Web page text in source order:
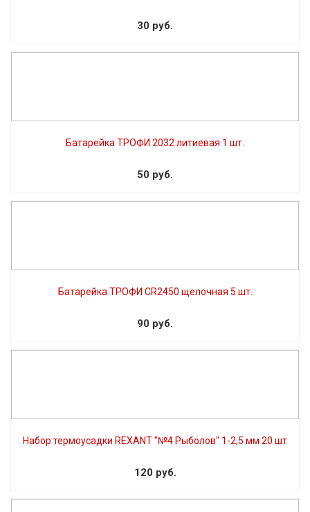
30 руб.
Батарейка ТРОФИ 2032 литиевая 1 шт.
50 руб.
Батарейка ТРОФИ CR2450 щелочная 5 шт.
90 руб.
Набор термоусадки REXANT "№4 Рыболов" 1-2,5 мм 20 шт
120 руб.